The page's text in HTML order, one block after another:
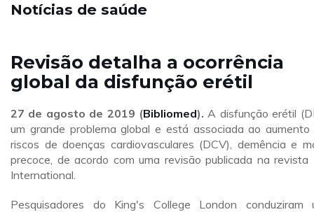
Notícias de saúde
Revisão detalha a ocorrência
global da disfunção erétil
27 de agosto de 2019 (Bibliomed). A disfunção erétil
um grande problema global e está associada ao aumento
riscos de doenças cardiovasculares (DCV), demência e
precoce, de acordo com uma revisão publicada na revista
International.
Pesquisadores do King's College London conduziram